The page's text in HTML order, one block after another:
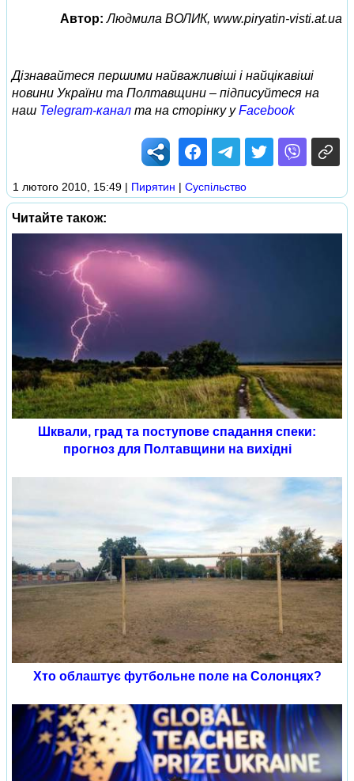
Автор: Людмила ВОЛИК, www.piryatin-visti.at.ua
Дізнавайтеся першими найважливіші і найцікавіші
новини України та Полтавщини – підписуйтеся на
наш Telegram-канал та на сторінку уFacebook
1 лютого 2010, 15:49 | Пирятин | Суспільство
Читайте також:
Шквали, град та поступове спадання спеки:
прогноз для Полтавщини на вихідні
Хто облаштує футбольне поле на Солонцях?